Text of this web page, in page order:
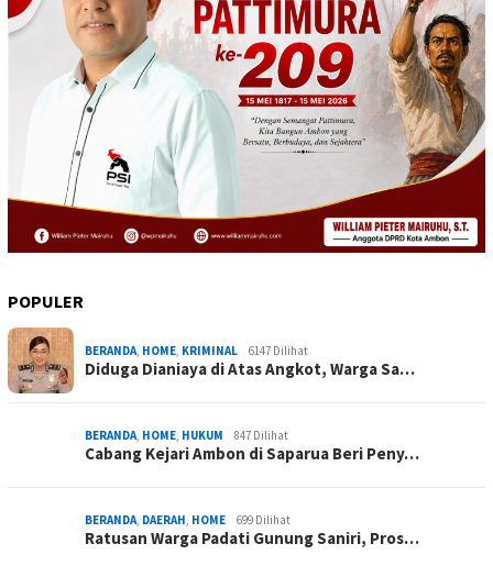
POPULER
BERANDA, HOME, KRIMINAL 6147 Dilihat
Diduga Dianiaya di Atas Angkot, Warga Sa…
BERANDA, HOME, HUKUM 847 Dilihat
Cabang Kejari Ambon di Saparua Beri Peny…
BERANDA, DAERAH, HOME 699 Dilihat
Ratusan Warga Padati Gunung Saniri, Pros…